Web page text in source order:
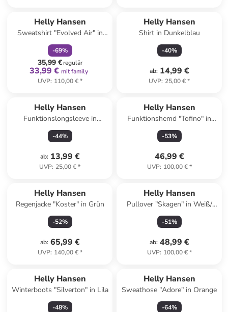
Helly Hansen
Sweatshirt "Evolved Air" in
Schwarz
-69%
35,99 €regulär
33,99 € mit family
UVP: 110,00 €*
Helly Hansen
Shirt in Dunkelblau
-40%
ab: 14,99 €
UVP: 25,00 €*
Helly Hansen
Funktionslongsleeve in
Dunkelblau
-44%
ab: 13,99 €
UVP: 25,00 €*
Helly Hansen
Funktionshemd "Tofino" in
Dunkelblau
-53%
46,99 €
UVP: 100,00 €*
Helly Hansen
Regenjacke "Koster" in Grün
-52%
ab: 65,99 €
UVP: 140,00 €*
Helly Hansen
Pullover "Skagen" in Weiß/
Dunkelblau
-51%
ab: 48,99 €
UVP: 100,00 €*
Helly Hansen
Winterboots "Silverton" in Lila
-48%
Helly Hansen
Sweathose "Adore" in Orange
-64%